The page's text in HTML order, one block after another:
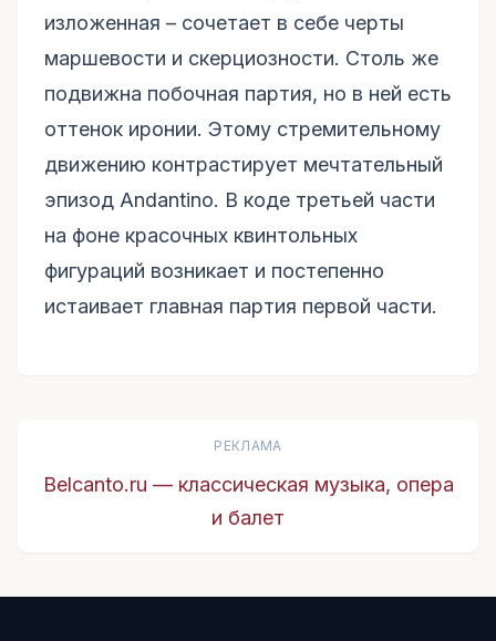
изложенная – сочетает в себе черты
маршевости и скерциозности. Столь же
подвижна побочная партия, но в ней есть
оттенок иронии. Этому стремительному
движению контрастирует мечтательный
эпизод Andantino. В коде третьей части
на фоне красочных квинтольных
фигураций возникает и постепенно
истаивает главная партия первой части.
РЕКЛАМА
Belcanto.ru — классическая музыка, опера
и балет